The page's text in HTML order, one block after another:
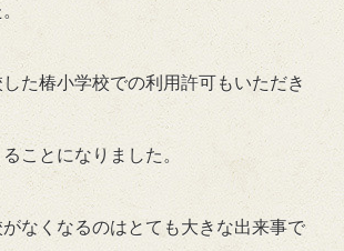
。
た椿小学校での利用許可もいただき
ことになりました。
なくなるのはとても大きな出来事で